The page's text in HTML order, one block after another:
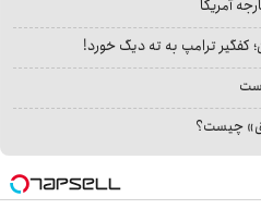
آمریکا
کفگیر ترامپ به ته دیگ خورد!
چیست؟